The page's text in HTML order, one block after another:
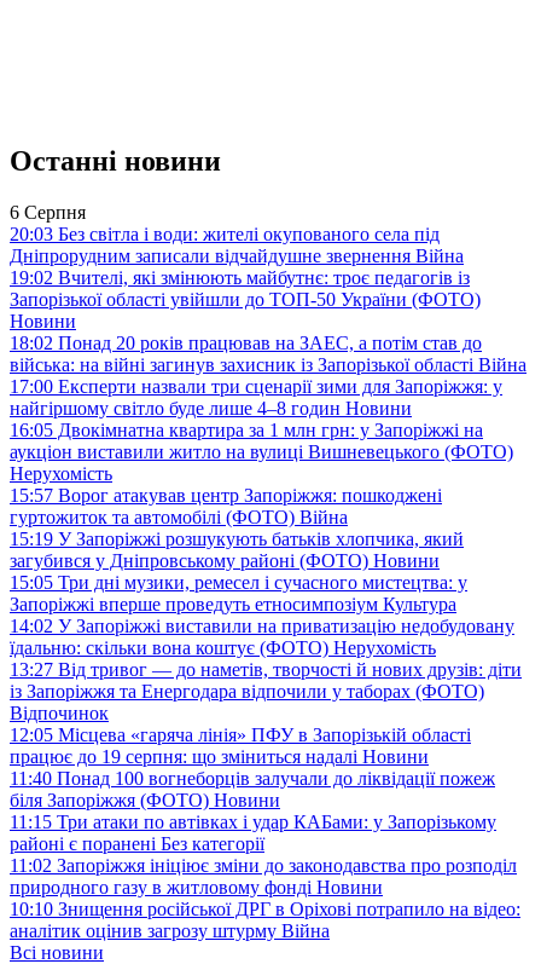
Останні новини
6 Серпня
20:03 Без світла і води: жителі окупованого села під
Дніпрорудним записали відчайдушне звернення Війна
19:02 Вчителі, які змінюють майбутнє: троє педагогів із
Запорізької області увійшли до ТОП-50 України (ФОТО)
Новини
18:02 Понад 20 років працював на ЗАЕС, а потім став до
війська: на війні загинув захисник із Запорізької області Війна
17:00 Експерти назвали три сценарії зими для Запоріжжя: у
найгіршому світло буде лише 4–8 годин Новини
16:05 Двокімнатна квартира за 1 млн грн: у Запоріжжі на
аукціон виставили житло на вулиці Вишневецького (ФОТО)
Нерухомість
15:57 Ворог атакував центр Запоріжжя: пошкоджені
гуртожиток та автомобілі (ФОТО) Війна
15:19 У Запоріжжі розшукують батьків хлопчика, який
загубився у Дніпровському районі (ФОТО) Новини
15:05 Три дні музики, ремесел і сучасного мистецтва: у
Запоріжжі вперше проведуть етносимпозіум Культура
14:02 У Запоріжжі виставили на приватизацію недобудовану
їдальню: скільки вона коштує (ФОТО) Нерухомість
13:27 Від тривог — до наметів, творчості й нових друзів: діти
із Запоріжжя та Енергодара відпочили у таборах (ФОТО)
Відпочинок
12:05 Місцева «гаряча лінія» ПФУ в Запорізькій області
працює до 19 серпня: що зміниться надалі Новини
11:40 Понад 100 вогнеборців залучали до ліквідації пожеж
біля Запоріжжя (ФОТО) Новини
11:15 Три атаки по автівках і удар КАБами: у Запорізькому
районі є поранені Без категорії
11:02 Запоріжжя ініціює зміни до законодавства про розподіл
природного газу в житловому фонді Новини
10:10 Знищення російської ДРГ в Оріхові потрапило на відео:
аналітик оцінив загрозу штурму Війна
Всі новини